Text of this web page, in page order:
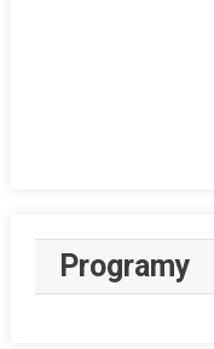
Programy